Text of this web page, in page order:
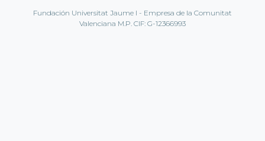
Fundación Universitat Jaume I - Empresa de la Comunitat
Valenciana M.P. CIF: G-12366993